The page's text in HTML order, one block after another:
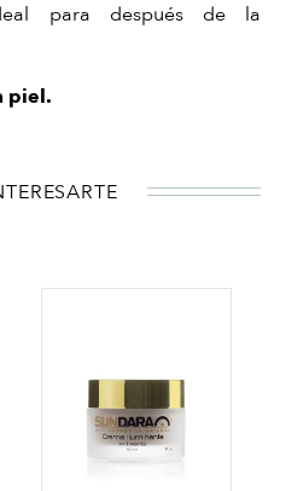
para después de la
piel.